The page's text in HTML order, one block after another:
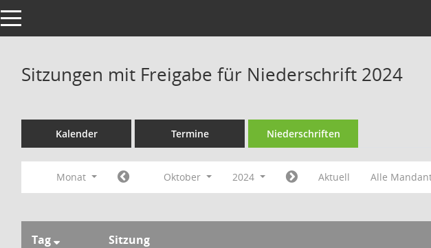
Toggle navigation
Sitzungen mit Freigabe für Niederschrift 2024
Kalender Termine Niederschriften
Monat Oktober 2024 Aktuell Alle
Tag Sitzung